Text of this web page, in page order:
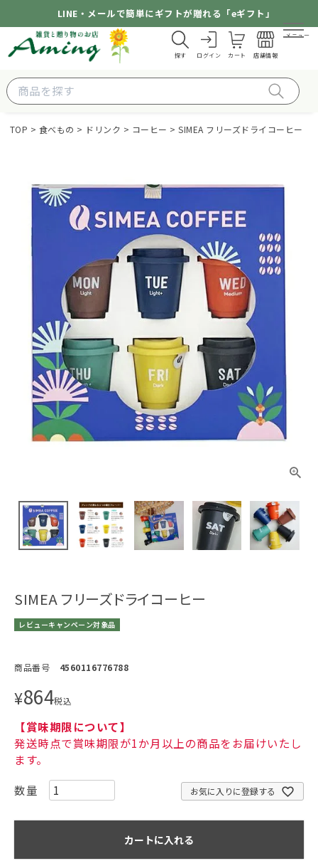
LINE・メールで簡単にギフトが贈れる「eギフト」
探す ログイン カート 店舗情報
メニュー
TOP 食べもの ドリンク コーヒー SIMEA フリーズドライコーヒー
SIMEA フリーズドライコーヒー
レビューキャンペーン対象品
商品番号 4560116776788
¥864税込
【賞味期限について】
発送時点で賞味期限が1か月以上の商品をお届けいたし
ます。
お気に入りに登録する
カートに入れる